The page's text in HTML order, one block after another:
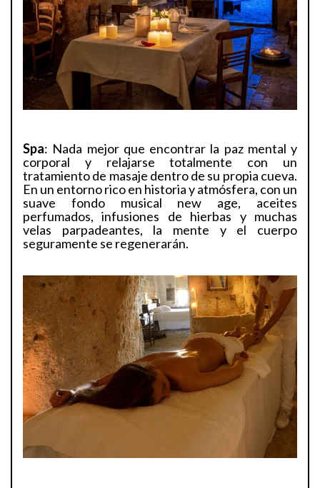
Spa: Nada mejor que encontrar la paz mental y
corporal y relajarse totalmente con un
tratamiento de masaje dentro de su propia cueva.
En un entorno rico en historia y atmósfera, con un
suave fondo musical new age, aceites
perfumados, infusiones de hierbas y muchas
velas parpadeantes, la mente y el cuerpo
seguramente se regenerarán.